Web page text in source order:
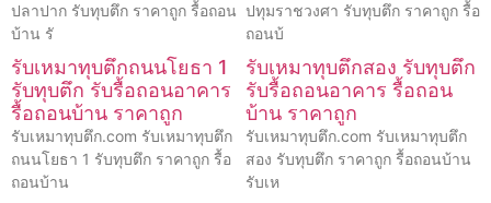
ปลาปาก รับทุบตึก ราคาถูก รื้อถอน
บ้าน รั
ปทุมราชวงศา รับทุบตึก ราคาถูก รื้อ
ถอนบ้
รับเหมาทุบตึกถนนโยธา 1
รับทุบตึก รับรื้อถอนอาคาร
รื้อถอนบ้าน ราคาถูก
รับเหมาทุบตึก.com รับเหมาทุบตึก
ถนนโยธา 1 รับทุบตึก ราคาถูก รื้อ
ถอนบ้าน
รับเหมาทุบตึกสอง รับทุบตึก
รับรื้อถอนอาคาร รื้อถอน
บ้าน ราคาถูก
รับเหมาทุบตึก.com รับเหมาทุบตึก
สอง รับทุบตึก ราคาถูก รื้อถอนบ้าน
รับเห